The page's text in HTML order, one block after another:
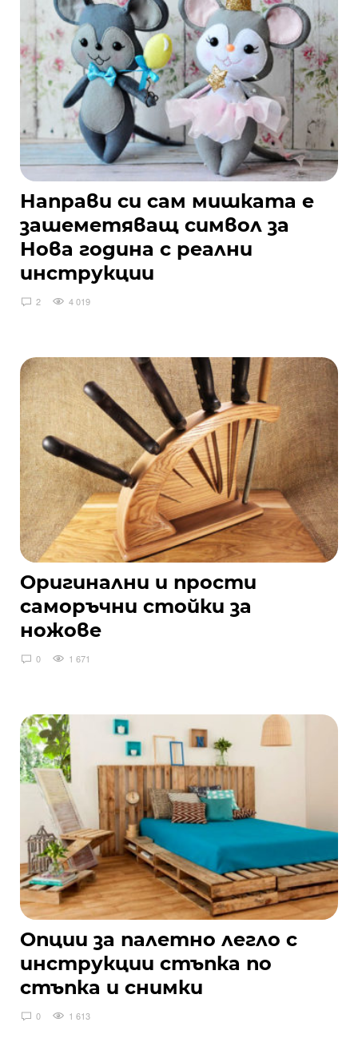
Направи си сам мишката е
зашеметяващ символ за
Нова година с реални
инструкции
2 4 019
Оригинални и прости
саморъчни стойки за
ножове
0 1 671
Опции за палетно легло с
инструкции стъпка по
стъпка и снимки
0 1 613